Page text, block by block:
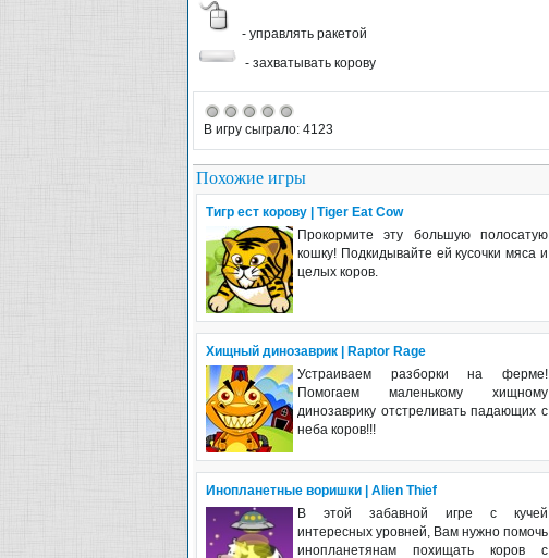
- управлять ракетой
- захватывать корову
В игру сыграло: 4123
Похожие игры
Тигр ест корову | Tiger Eat Cow
Прокормите эту большую полосатую
кошку! Подкидывайте ей кусочки мяса и
целых коров.
Хищный динозаврик | Raptor Rage
Устраиваем разборки на ферме!
Помогаем маленькому хищному
динозаврику отстреливать падающих с
неба коров!!!
Инопланетные воришки | Alien Thief
В этой забавной игре с кучей
интересных уровней, Вам нужно помочь
инопланетянам похищать коров с